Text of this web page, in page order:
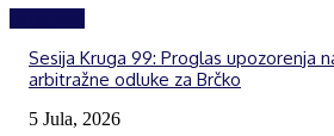
Sesija Kruga 99: Proglas upozorenja
arbitražne odluke za Brčko
5 Jula, 2026